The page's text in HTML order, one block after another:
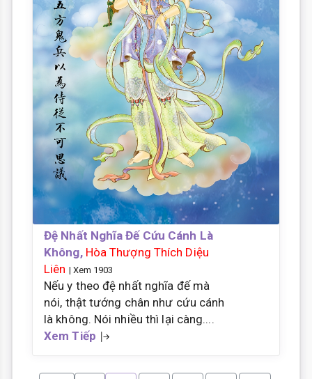
Đệ Nhất Nghĩa Đế Cứu Cánh Là
Không, Hòa Thượng Thích Diệu
Liên | Xem 1903
Nếu y theo đệ nhất nghĩa đế mà
nói, thật tướng chân như cứu cánh
là không. Nói nhiều thì lại càng....
Xem Tiếp